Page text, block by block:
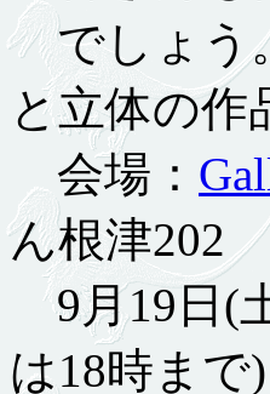
でしょう
と立体の作
会場：
ん根津202
9月19日(
は18時まで)